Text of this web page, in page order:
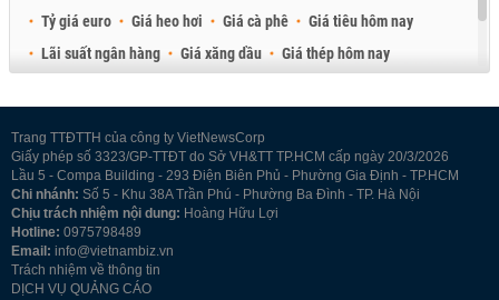
Tỷ giá euro
Giá heo hơi Giá cà phê
Giá tiêu hôm nay
Lãi suất ngân hàng
Giá xăng dầu
Giá thép hôm nay
Trang TTĐTTH của công ty VietNewsCorp
Giấy phép số 3323/GP-TTĐT do Sở VH&TT TP.HCM cấp ngày 20/3/2026
Lầu 5 - Compa Building - 293 Điện Biên Phủ - Phường Gia Định - TP.HCM
Chi nhánh: Số 5 - Khu 38A Trần Phú - Phường Ba Đình - TP. Hà Nội
Chịu trách nhiệm nội dung: Hoàng Hữu Lợi
Hotline: 0975798489
Email: info@vietnambiz.vn
Trách nhiệm về thông tin
DỊCH VỤ QUẢNG CÁO